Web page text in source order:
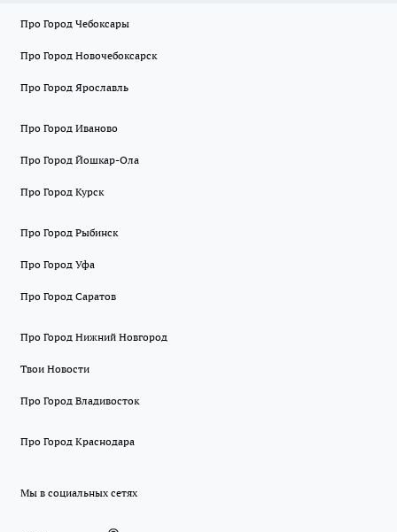
Про Город Чебоксары
Про Город Новочебоксарск
Про Город Ярославль
Про Город Иваново
Про Город Йошкар-Ола
Про Город Курск
Про Город Рыбинск
Про Город Уфа
Про Город Саратов
Про Город Нижний Новгород
Твои Новости
Про Город Владивосток
Про Город Краснодара
Мы в социальных сетях